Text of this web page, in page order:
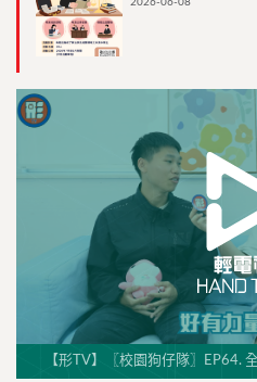
2026-06-08
【形TV】〖校園狗仔隊〗EP64.